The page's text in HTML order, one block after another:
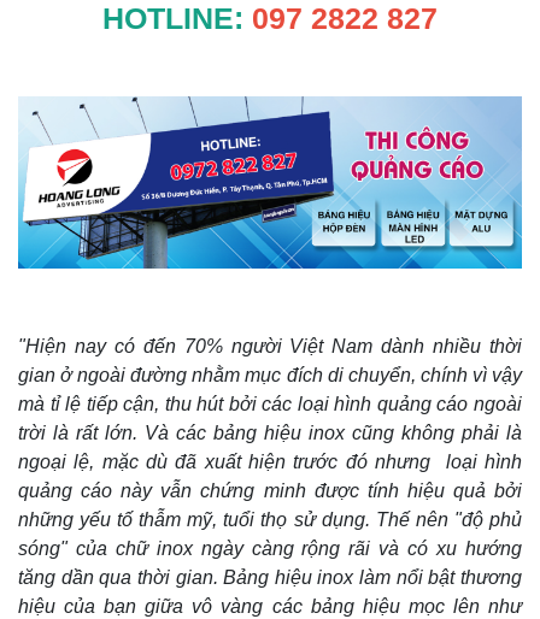
HOTLINE: 097 2822 827
"Hiện nay có đến 70% người Việt Nam dành nhiều thời
gian ở ngoài đường nhằm mục đích di chuyển, chính vì vậy
mà tỉ lệ tiếp cận, thu hút bởi các loại hình quảng cáo ngoài
trời là rất lớn. Và các bảng hiệu inox cũng không phải là
ngoại lệ, mặc dù đã xuất hiện trước đó nhưng loại hình
quảng cáo này vẫn chứng minh được tính hiệu quả bởi
những yếu tố thẫm mỹ, tuổi thọ sử dụng. Thế nên "độ phủ
sóng" của chữ inox ngày càng rộng rãi và có xu hướng
tăng dần qua thời gian. Bảng hiệu inox làm nổi bật thương
hiệu của bạn giữa vô vàng các bảng hiệu mọc lên như